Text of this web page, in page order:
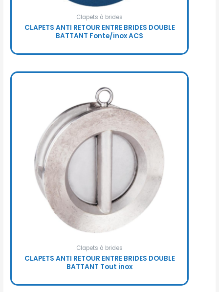
Clapets à brides
CLAPETS ANTI RETOUR ENTRE BRIDES DOUBLE
BATTANT Fonte/inox ACS
Clapets à brides
CLAPETS ANTI RETOUR ENTRE BRIDES DOUBLE
BATTANT Tout inox